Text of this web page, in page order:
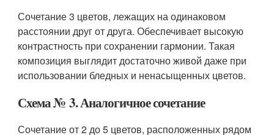
Сочетание 3 цветов, лежащих на одинаковом
расстоянии друг от друга. Обеспечивает высокую
контрастность при сохранении гармонии. Такая
композиция выглядит достаточно живой даже при
использовании бледных и ненасыщенных цветов.
Схема № 3. Аналогичное сочетание
Сочетание от 2 до 5 цветов, расположенных рядом